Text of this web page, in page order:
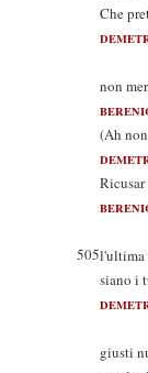
Che
non
(Ah
E
505l'ultima
siano i
giusti